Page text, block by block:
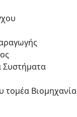
Συστήματα
τομέα Βιομηχανία